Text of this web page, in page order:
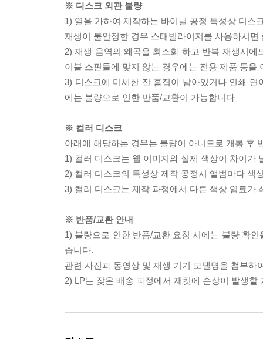
※ 디스크 외관 불량
1) 열을 가하여 제작하는 바이닐 공정 특성상 디스
재생이 불안정한 경우 스태빌라이저를 사용하시
2) 재생 음역의 왜곡을 최소화 하고 반복 재생시
이블 스핀들에 맞지 않는 경우에는 전용 제품 등
3) 디스크에 미세한 잔 흠집이 남아있거나 인쇄
에는 불량으로 인한 반품/교환이 가능합니다
※ 컬러 디스크
아래에 해당하는 경우는 불량이 아니므로 개봉 후
1) 컬러 디스크는 웹 이미지와 실제 색상이 차이가
2) 컬러 디스크의 특성상 제작 공정시 앨범마다 색
3) 컬러 디스크는 제작 과정에서 다른 색상 염료가
※ 반품/교환 안내
1) 불량으로 인한 반품/교환 요청 시에는 불량 확
습니다.
관련 사진과 동영상 및 재생 기기 모델명을 첨부하
2) LP는 잦은 배송 과정에서 재킷에 손상이 발생